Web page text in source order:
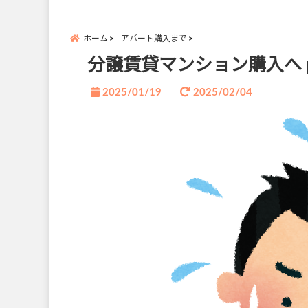
ホーム アパート購入まで
分譲賃貸マンション購入へ
2025/01/19 2025/02/04